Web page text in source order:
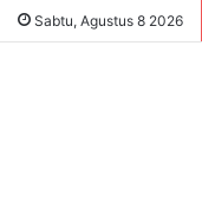
Sabtu, Agustus 8 2026